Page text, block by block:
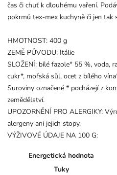
čas či chuť k dlouhému vaření.
pokrmů tex-mex kuchyně či jen tak
HMOTNOST: 400 g
ZEMĚ PŮVODU: Itálie
SLOŽENÍ: bílé fazole* 55 %, voda,
cukr*, mořská sůl, ocet z bílého
Suroviny označené * pocházejí z
zemědělství.
UPOZORNĚNÍ PRO ALERGIKY:
alergeny ani jejich stopy.
VÝŽIVOVÉ ÚDAJE NA 100 G:
Energetická hodnota
Tuky